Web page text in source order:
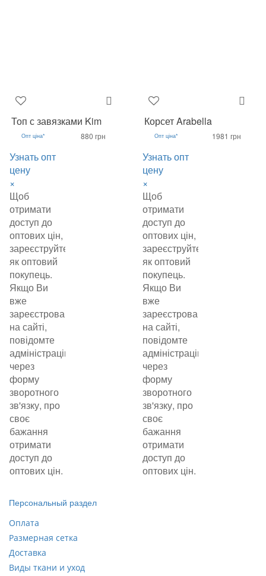
Топ с завязками Kim
Опт ціна*
Узнать опт
цену
×
Щоб
отримати
доступ до
оптових цін,
зареєструйтеся
як оптовий
покупець.
Якщо Ви
вже
зареєстровані
на сайті,
повідомте
адміністрацію
через
форму
зворотного
зв'язку, про
своє
бажання
отримати
доступ до
оптових цін.
880 грн
Корсет Arabella
Опт ціна*
Узнать опт
цену
×
Щоб
отримати
доступ до
оптових цін,
зареєструйтеся
як оптовий
покупець.
Якщо Ви
вже
зареєстровані
на сайті,
повідомте
адміністрацію
через
форму
зворотного
зв'язку, про
своє
бажання
отримати
доступ до
оптових цін.
1981 грн
Персональный раздел
Оплата
Размерная сетка
Доставка
Виды ткани и уход